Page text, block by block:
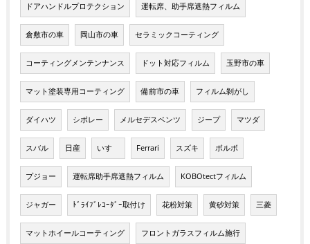
ドアハンドルプロテクション 運転席、助手席遮熱フィルム
倉敷市の車 岡山市の車 セラミックコーティング
コーティングメンテンナンス ドット対応フィルム 玉野市の車
マット塗装専用コーティング 備前市の車 フィルム剝がし
ダイハツ シボレー メルセデスベンツ ジープ マツダ
スバル 日産 いすゞ Ferrari スズキ ボルボ
プジョー 運転席助手席遮熱フィルム KOBOtectフィルム
ジャガー ﾄﾞﾗｲﾌﾞﾚｺｰﾀﾞｰ取付け 花粉対策 黄砂対策 三菱
マットホイールコーティング フロントガラスフィルム施行